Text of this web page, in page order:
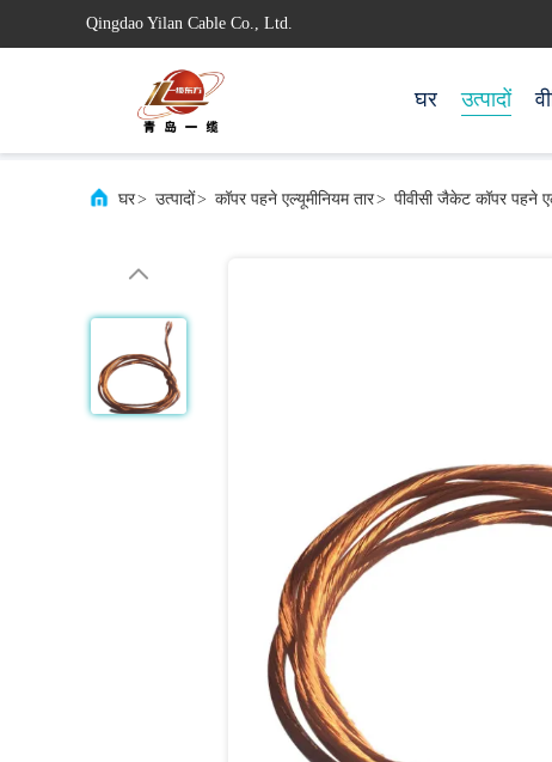
Qingdao Yilan Cable Co., Ltd.
घर उत्पादों
घर> उत्पादों> कॉपर पहने एल्यूमीनियम तार> पीवीसी जैकेट कॉपर पहने